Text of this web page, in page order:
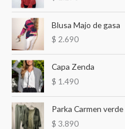
o
:
Blusa Majo de gasa
$ 2.690
Capa Zenda
$ 1.490
Parka Carmen verde
$ 3.890